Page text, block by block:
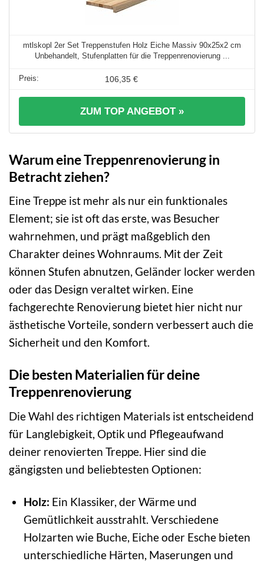
mtlskopl 2er Set Treppenstufen Holz Eiche Massiv 90x25x2 cm
Unbehandelt, Stufenplatten für die Treppenrenovierung ...
106,35 €
ZUM TOP ANGEBOT »
Warum eine Treppenrenovierung in
Betracht ziehen?
Eine Treppe ist mehr als nur ein funktionales
Element; sie ist oft das erste, was Besucher
wahrnehmen, und prägt maßgeblich den
Charakter deines Wohnraums. Mit der Zeit
können Stufen abnutzen, Geländer locker werden
oder das Design veraltet wirken. Eine
fachgerechte Renovierung bietet hier nicht nur
ästhetische Vorteile, sondern verbessert auch die
Sicherheit und den Komfort.
Die besten Materialien für deine
Treppenrenovierung
Die Wahl des richtigen Materials ist entscheidend
für Langlebigkeit, Optik und Pflegeaufwand
deiner renovierten Treppe. Hier sind die
gängigsten und beliebtesten Optionen:
Holz: Ein Klassiker, der Wärme und
Gemütlichkeit ausstrahlt. Verschiedene
Holzarten wie Buche, Eiche oder Esche bieten
unterschiedliche Härten, Maserungen und